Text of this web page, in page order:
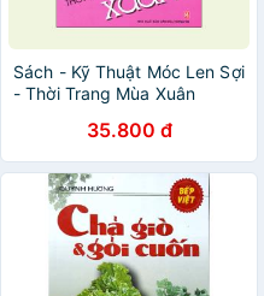
Sách - Kỹ Thuật Móc Len Sợi
- Thời Trang Mùa Xuân
35.800 đ